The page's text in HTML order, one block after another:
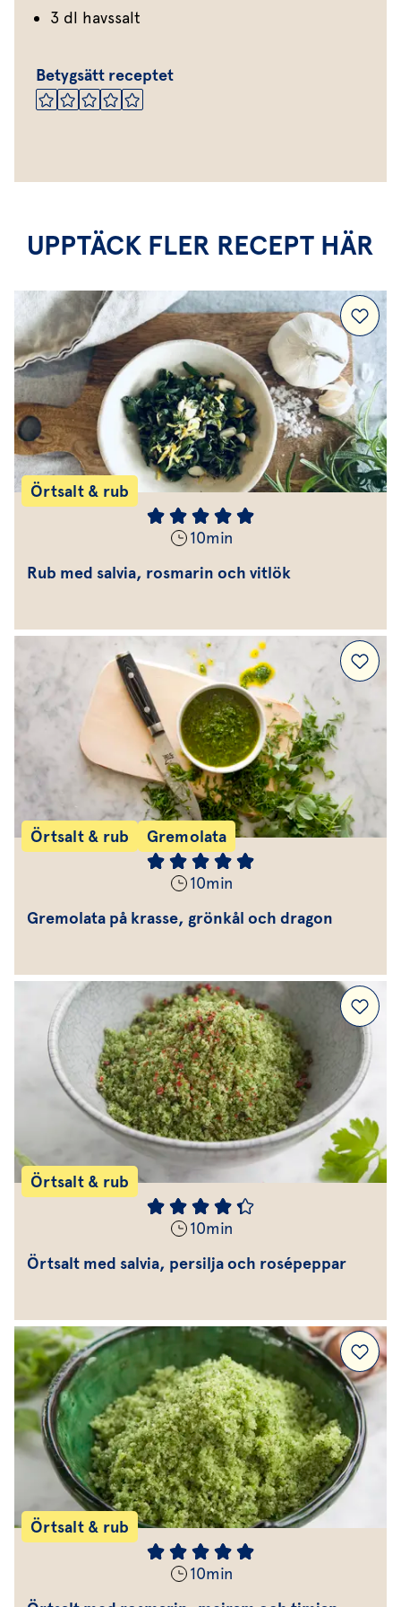
3 dl havssalt
Betygsätt receptet
UPPTÄCK FLER RECEPT HÄR
Örtsalt & rub
10min
Rub med salvia, rosmarin och vitlök
Örtsalt & rub Gremolata
10min
Gremolata på krasse, grönkål och dragon
Örtsalt & rub
10min
Örtsalt med salvia, persilja och rosépeppar
Örtsalt & rub
10min